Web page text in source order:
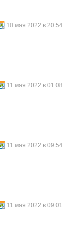
10 мая 2022 в 20:54
11 мая 2022 в 01:08
11 мая 2022 в 09:54
11 мая 2022 в 09:01